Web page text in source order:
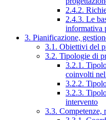
2.4.2.
2.4.3. Le
informativa
3. Pianificazione,
3.1. Obiettivi del
3.2. Tipologie di
3.2.1.
coinvolti
3.2.2.
3.2.3.
intervento
3.3.